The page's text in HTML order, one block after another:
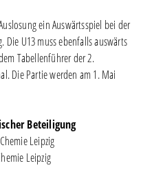
ein Auswärtsspiel bei der
Die U13 muss ebenfalls auswärts
Tabellenführer der 2.
Die Partie werden am 1. Mai
Beteiligung
Leipzig
Leipzig